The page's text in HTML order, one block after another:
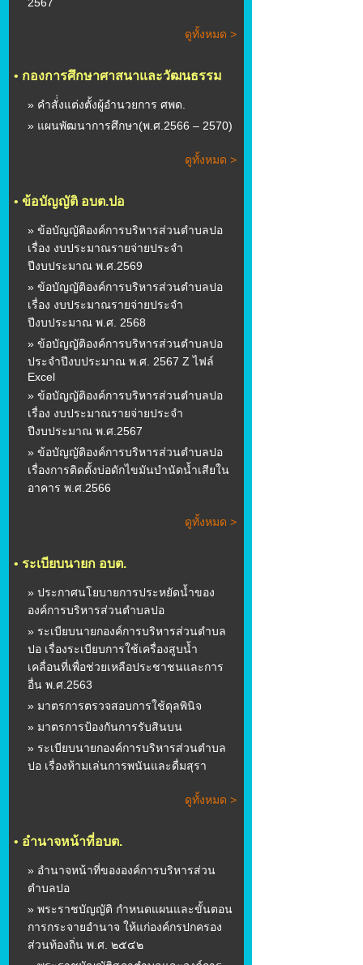
ดูทั้งหมด >
• กองการศึกษาศาสนาและวัฒนธรรม
» คำสั่่งแต่งตั้งผู้อำนวยการ ศพด.
» แผนพัฒนาการศึกษา(พ.ศ.2566 – 2570)
ดูทั้งหมด >
• ข้อบัญญัติ อบต.ปอ
» ข้อบัญญัติองค์การบริหารส่วนตำบลปอ
เรื่อง งบประมาณรายจ่ายประจำ
ปีงบประมาณ พ.ศ.2569
» ข้อบัญญัติองค์การบริหารส่วนตำบลปอ
เรื่อง งบประมาณรายจ่ายประจำ
ปีงบประมาณ พ.ศ. 2568
» ข้อบัญญัติองค์การบริหารส่วนตำบลปอ
ประจำปีงบประมาณ พ.ศ. 2567 Z ไฟล์
Excel
» ข้อบัญญัติองค์การบริหารส่วนตำบลปอ
เรื่อง งบประมาณรายจ่ายประจำ
ปีงบประมาณ พ.ศ.2567
» ข้อบัญญัติองค์การบริหารส่วนตำบลปอ
เรื่องการติดตั้งบ่อดักไขมันบำนัดน้ำเสียใน
อาคาร พ.ศ.2566
ดูทั้งหมด >
• ระเบียบนายก อบต.
» ประกาศนโยบายการประหยัดน้ำของ
องค์การบริหารส่วนตำบลปอ
» ระเบียบนายกองค์การบริหารส่วนตำบล
ปอ เรื่องระเบียบการใช้เครื่องสูบน้ำ
เคลื่อนที่เพื่อช่วยเหลือประชาชนและการ
อื่น พ.ศ.2563
» มาตรการตรวจสอบการใช้ดุลพินิจ
» มาตรการป้องกันการรับสินบน
» ระเบียบนายกองค์การบริหารส่วนตำบล
ปอ เรื่องห้ามเล่นการพนันและดื่มสุรา
ดูทั้งหมด >
• อำนาจหน้าที่อบต.
» อำนาจหน้าที่ขององค์การบริหารส่วน
ตำบลปอ
» พระราชบัญญัติ กำหนดแผนและขั้นตอน
การกระจายอำนาจ ให้แก่องค์กรปกครอง
ส่วนท้องถิ่น พ.ศ. ๒๕๔๒